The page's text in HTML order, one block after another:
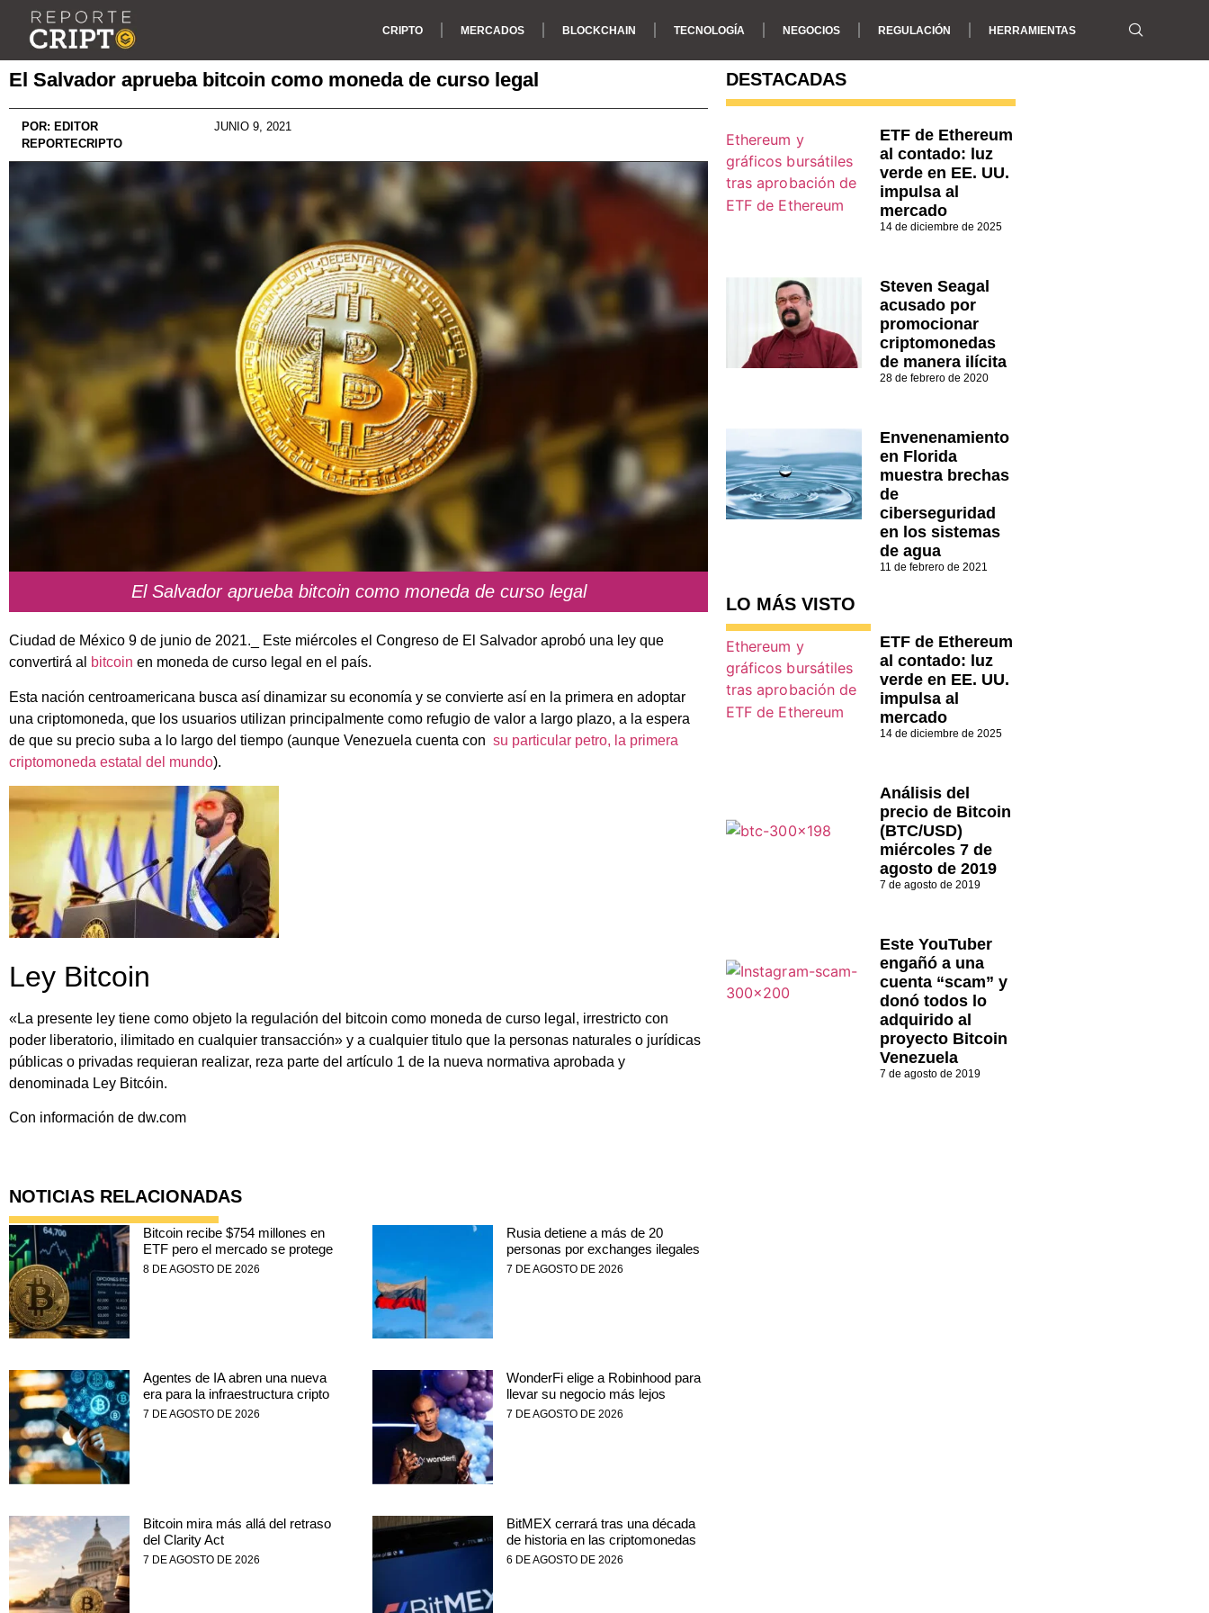
CRIPTO MERCADOS BLOCKCHAIN TECNOLOGÍA NEGOCIOS REGULACIÓN HERRAMIENTAS
El Salvador aprueba bitcoin como moneda de curso legal
POR: EDITOR
REPORTECRIPTO
JUNIO 9, 2021
El Salvador aprueba bitcoin como moneda de curso legal
Ciudad de México 9 de junio de 2021._ Este miércoles el Congreso de El Salvador aprobó una ley que
convertirá al
bitcoin en moneda de curso legal en el país.
Esta nación centroamericana busca así dinamizar su economía y se convierte así en la primera en adoptar
una criptomoneda, que los usuarios utilizan principalmente como refugio de valor a largo plazo, a la espera
de que su precio suba a lo largo del tiempo (aunque Venezuela cuenta con su particular petro, la primera
criptomoneda estatal del mundo).
Ley Bitcoin
«La presente ley tiene como objeto la regulación del bitcoin como moneda de curso legal, irrestricto con
poder liberatorio, ilimitado en cualquier transacción» y a cualquier titulo que la personas naturales o jurídicas
públicas o privadas requieran realizar, reza parte del artículo 1 de la nueva normativa aprobada y
denominada Ley Bitcóin.
Con información de dw.com
NOTICIAS RELACIONADAS
Bitcoin recibe $754 millones en
ETF pero el mercado se protege
8 DE AGOSTO DE 2026
Rusia detiene a más de 20
personas por exchanges ilegales
7 DE AGOSTO DE 2026
Agentes de IA abren una nueva
era para la infraestructura cripto
7 DE AGOSTO DE 2026
WonderFi elige a Robinhood para
llevar su negocio más lejos
7 DE AGOSTO DE 2026
Bitcoin mira más allá del retraso
del Clarity Act
7 DE AGOSTO DE 2026
BitMEX cerrará tras una década
de historia en las criptomonedas
6 DE AGOSTO DE 2026
DESTACADAS
ETF de Ethereum
al contado: luz
verde en EE. UU.
impulsa al
mercado
14 de diciembre de 2025
Steven Seagal
acusado por
promocionar
criptomonedas
de manera ilícita
28 de febrero de 2020
Envenenamiento
en Florida
muestra brechas
de
ciberseguridad
en los sistemas
de agua
11 de febrero de 2021
LO MÁS VISTO
ETF de Ethereum
al contado: luz
verde en EE. UU.
impulsa al
mercado
14 de diciembre de 2025
Análisis del
precio de Bitcoin
(BTC/USD)
miércoles 7 de
agosto de 2019
7 de agosto de 2019
Este YouTuber
engañó a una
cuenta “scam” y
donó todos lo
adquirido al
proyecto Bitcoin
Venezuela
7 de agosto de 2019